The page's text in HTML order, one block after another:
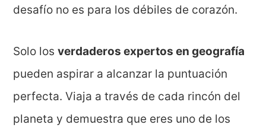
desafío no es para los débiles de corazón.
Solo losverdaderos expertos en geografía
pueden aspirar a alcanzar la puntuación
perfecta. Viaja a través de cada rincón del
planeta y demuestra que eres uno de los